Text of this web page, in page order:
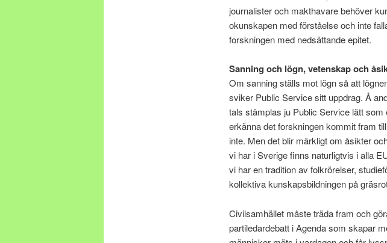
journalister och makthavare behöver
okunskapen med förståelse och inte
forskningen med nedsättande epitet.
Sanning och lögn, vetenskap och
Om sanning ställs mot lögn så att
sviker Public Service sitt uppdrag. Å
tals stämplas ju Public Service lätt
erkänna det forskningen kommit fram
inte. Men det blir märkligt om åsikter
vi har i Sverige finns naturligtvis i alla
vi har en tradition av folkrörelser,
kollektiva kunskapsbildningen på
Civilsamhället måste träda fram och
partiledardebatt i Agenda som skapar